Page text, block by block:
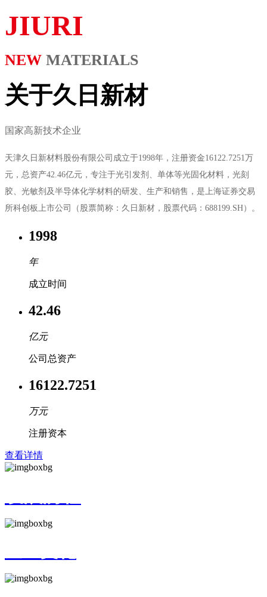
JIURI
NEW MATERIALS
关于久日新材
国家高新技术企业
天津久日新材料股份有限公司成立于1998年，注册资金16122.7251万
元，总资产42.46亿元，专注于光引发剂、单体等光固化材料，光刻
胶、光敏剂及半导体化学材料的研发、生产和销售，是上海证券交易
所科创板上市公司（股票简称：久日新材，股票代码：688199.SH）。
1998
年
成立时间
42.46
亿元
公司总资产
16122.7251
万元
注册资本
查看详情